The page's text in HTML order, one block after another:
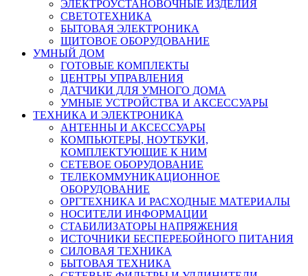
ЭЛЕКТРОУСТАНОВОЧНЫЕ ИЗДЕЛИЯ
СВЕТОТЕХНИКА
БЫТОВАЯ ЭЛЕКТРОНИКА
ЩИТОВОЕ ОБОРУДОВАНИЕ
УМНЫЙ ДОМ
ГОТОВЫЕ КОМПЛЕКТЫ
ЦЕНТРЫ УПРАВЛЕНИЯ
ДАТЧИКИ ДЛЯ УМНОГО ДОМА
УМНЫЕ УСТРОЙСТВА И АКСЕССУАРЫ
ТЕХНИКА И ЭЛЕКТРОНИКА
АНТЕННЫ И АКСЕССУАРЫ
КОМПЬЮТЕРЫ, НОУТБУКИ,
КОМПЛЕКТУЮЩИЕ К НИМ
СЕТЕВОЕ ОБОРУДОВАНИЕ
ТЕЛЕКОММУНИКАЦИОННОЕ
ОБОРУДОВАНИЕ
ОРГТЕХНИКА И РАСХОДНЫЕ МАТЕРИАЛЫ
НОСИТЕЛИ ИНФОРМАЦИИ
СТАБИЛИЗАТОРЫ НАПРЯЖЕНИЯ
ИСТОЧНИКИ БЕСПЕРЕБОЙНОГО ПИТАНИЯ
СИЛОВАЯ ТЕХНИКА
БЫТОВАЯ ТЕХНИКА